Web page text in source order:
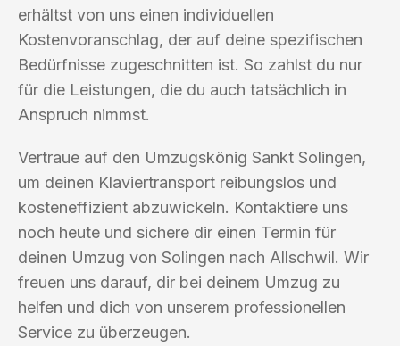
erhältst von uns einen individuellen
Kostenvoranschlag, der auf deine spezifischen
Bedürfnisse zugeschnitten ist. So zahlst du nur
für die Leistungen, die du auch tatsächlich in
Anspruch nimmst.
Vertraue auf den Umzugskönig Sankt Solingen,
um deinen Klaviertransport reibungslos und
kosteneffizient abzuwickeln. Kontaktiere uns
noch heute und sichere dir einen Termin für
deinen Umzug von Solingen nach Allschwil. Wir
freuen uns darauf, dir bei deinem Umzug zu
helfen und dich von unserem professionellen
Service zu überzeugen.